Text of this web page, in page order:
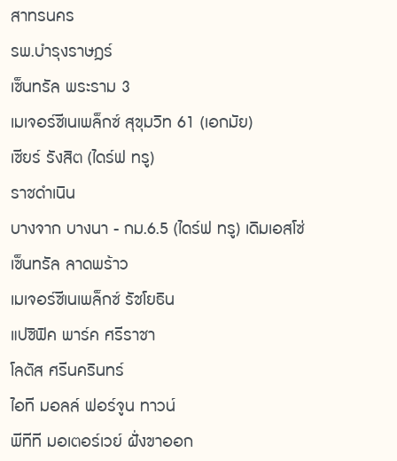
สาทรนคร
รพ.บำรุงราษฎร์
เซ็นทรัล พระราม 3
เมเจอร์ซีเนเพล็กซ์ สุขุมวิท 61 (เอกมัย)
เซียร์ รังสิต (ไดร์ฟ ทรู)
ราชดำเนิน
บางจาก บางนา - กม.6.5 (ไดร์ฟ ทรู) เดิมเอสโซ่
เซ็นทรัล ลาดพร้าว
เมเจอร์ซีเนเพล็กซ์ รัชโยธิน
แปซิฟิค พาร์ค ศรีราชา
โลตัส ศรีนครินทร์
ไอที มอลล์ ฟอร์จูน ทาวน์
พีทีที มอเตอร์เวย์ ฝั่งขาออก